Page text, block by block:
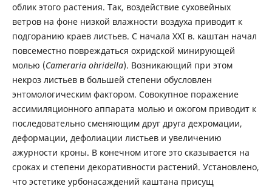
облик этого растения. Так, воздействие суховейных
ветров на фоне низкой влажности воздуха приводит к
подгоранию краев листьев. С начала ХХI в. каштан начал
повсеместно повреждаться охридской минирующей
молью (Cameraria ohridella). Возникающий при этом
некроз листьев в большей степени обусловлен
энтомологическим фактором. Совокупное поражение
ассимиляционного аппарата молью и ожогом приводит к
последовательно сменяющим друг друга дехромации,
деформации, дефолиации листьев и увеличению
ажурности кроны. В конечном итоге это сказывается на
сроках и степени декоративности растений. Установлено,
что эстетике урбонасаждений каштана присущ